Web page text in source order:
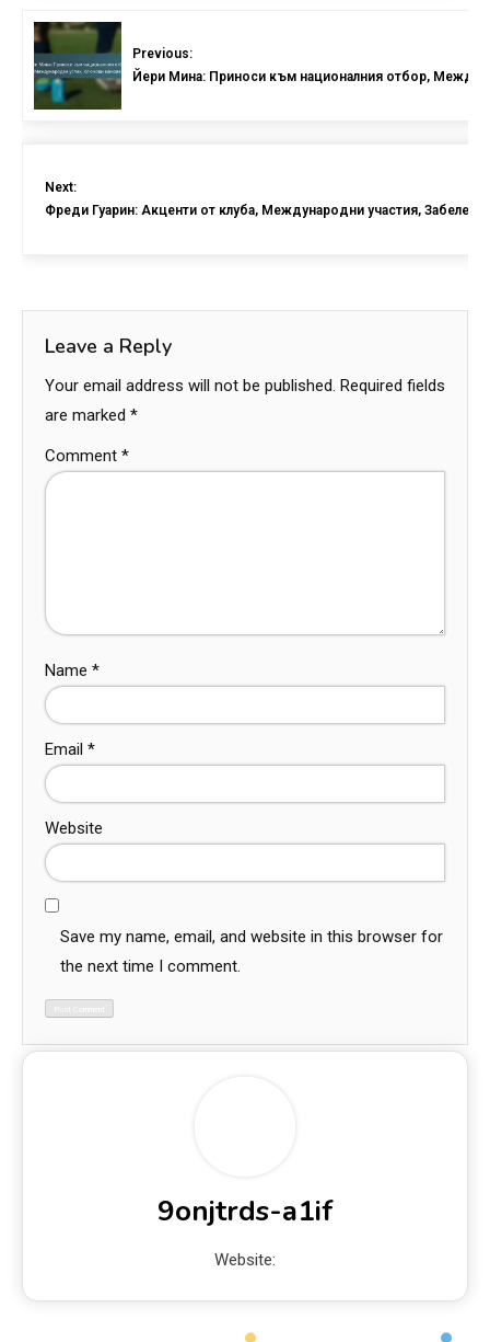
Previous:
Йери Мина: Приноси към националния отбор,
Next:
Фреди Гуарин: Акценти от клуба, Международни участия,
Leave a Reply
Your email address will not be published. Required fields
are marked *
Comment *
Name *
Email *
Website
Save my name, email, and website in this browser for
the next time I comment.
9onjtrds-a1if
Website: